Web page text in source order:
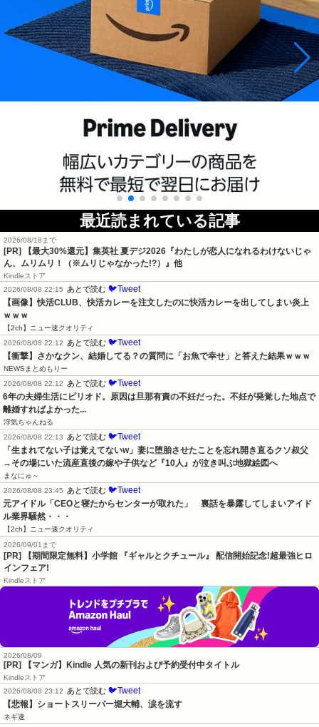
最近読まれている記事
2026/08/18まで
[PR]
【最大30%還元】集英社 夏デジ2026『わたしが恋人になれるわけないじゃ
ん、ムリムリ！（※ムリじゃなかった!?）』他
Kindleストア
2026/08/08 22:15
あとで読む 🐦Tweet
【画像】快活CLUB、快活カレーを注文したのに快活カレーを出してしまい炎上
ｗｗｗ
【2ch】ニュー速クオリティ
2026/08/08 22:12
あとで読む 🐦Tweet
【衝撃】さかなクン、結婚してる？の質問に「お魚で幸せ」と答えた結果ｗｗｗ
NEWSまとめもりー
2026/08/08 22:12
あとで読む 🐦Tweet
6年の夫婦生活にピリオド。原因は旦那有責の不妊だった。不妊が発覚した地点で
離婚すればよかった...
浮気ちゃんねる
2026/08/08 22:13
あとで読む 🐦Tweet
「生まれてない子は覚えてないw」妻に堕胎させたことを忘れ開き直るクソ叔父
→その場にいた流産直後の嫁や子供など『10人』が泣き叫ぶ地獄絵図へ
まなにゅ～
2026/08/08 23:45
あとで読む 🐦Tweet
元アイドル「CEOと寝たからセンターが取れた」　裏話を暴露してしまいアイド
ル業界騒然・・・
【2ch】ニュー速クオリティ
2026/09/01まで
[PR] 【期間限定無料】小学館 『ギャルとクチュール』 配信開始記念!超最強ヒロ
インフェア!
Kindleストア
2026/08/09
[PR] 【マンガ】Kindle 人気の新刊および予約受付中タイトル
Kindleストア
2026/08/08 23:12
あとで読む 🐦Tweet
【悲報】ショートスリーパー堀大輔、涙を流す
ネギ速